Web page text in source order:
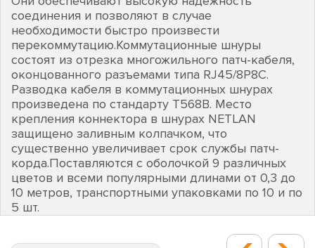
соединения и позволяют в случае
необходимости быстро произвести
перекоммутацию.Коммутационные шнуры
состоят из отрезка многожильного патч-кабеля,
оконцованного разъемами типа RJ45/8P8C.
Разводка кабеля в коммутационных шнурах
произведена по стандарту T568B. Место
крепления коннектора в шнурах NETLAN
защищено заливным колпачком, что
существенно увеличивает срок службы патч-
корда.Поставляются с оболочкой 9 различных
цветов и всеми популярными длинами от 0,3 до
10 метров, транспортными упаковками по 10 и по
5 шт.